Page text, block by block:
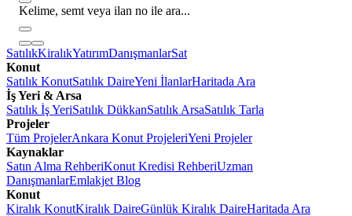
Kelime, semt veya ilan no ile ara...
SatılıkKiralıkYatırımDanışmanlarSat
Konut
Satılık KonutSatılık DaireYeni İlanlarHaritada Ara
İş Yeri & Arsa
Satılık İş YeriSatılık DükkanSatılık ArsaSatılık Tarla
Projeler
Tüm ProjelerAnkara Konut ProjeleriYeni Projeler
Kaynaklar
Satın Alma RehberiKonut Kredisi RehberiUzman
DanışmanlarEmlakjet Blog
Konut
Kiralık KonutKiralık DaireGünlük Kiralık DaireHaritada Ara